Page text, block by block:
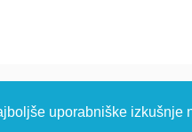
uporabniške izkušnje
T: +386 (0)7 35 65 220, F: